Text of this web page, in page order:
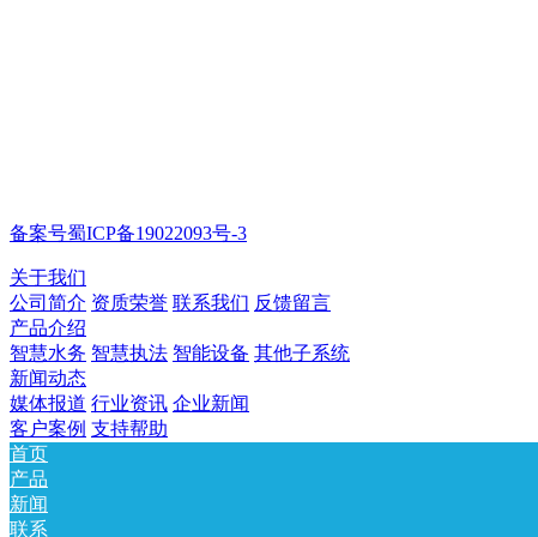
备案号蜀ICP备19022093号-3
关于我们
公司简介 资质荣誉 联系我们 反馈留言
产品介绍
智慧水务 智慧执法 智能设备 其他子系统
新闻动态
媒体报道 行业资讯 企业新闻
客户案例 支持帮助
首页
产品
新闻
联系